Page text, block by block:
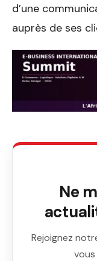
d’une
auprès de ses
Ne
Rejoignez
vous